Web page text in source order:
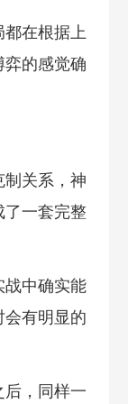
在根据上
弈的感觉确
制关系，神
了一套完整
战中确实能
会有明显的
后，同样一